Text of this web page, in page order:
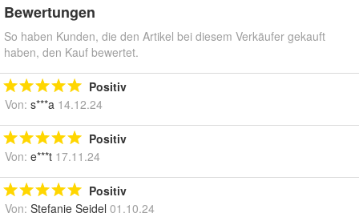
Bewertungen
So haben Kunden, die den Artikel bei diesem Verkäufer gekauft
haben, den Kauf bewertet.
Positiv
Von: s***a 14.12.24
Positiv
Von: e***t 17.11.24
Positiv
Von: Stefanie Seidel 01.10.24